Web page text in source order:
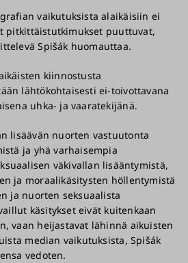
vaikutuksista alaikäisiin ei
pitkittäistutkimukset puuttuvat,
Spišák huomauttaa.
kiinnostusta
lähtökohtaisesti ei-toivottavana
uhka- ja vaaratekijänä.
lisäävän nuorten vastuutonta
ja yhä varhaisempia
väkivallan lisääntymistä,
ja moraalikäsitysten höllentymistä
ja nuorten seksuaalista
käsitykset eivät kuitenkaan
vaan heijastavat lähinnä aikuisten
median vaikutuksista, Spišák
vedoten.